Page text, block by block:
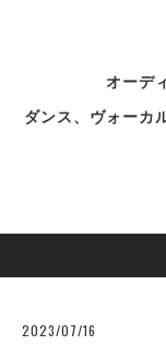
オーデ
ダンス、ヴォーカ
2023/07/16